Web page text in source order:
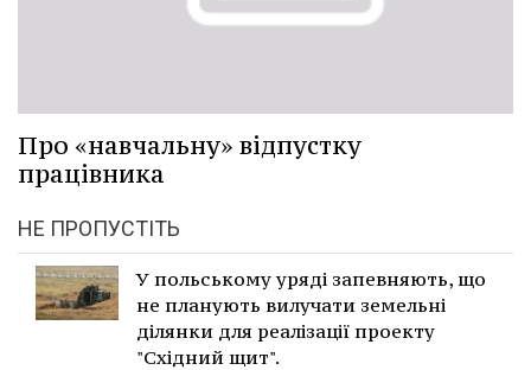
Про «навчальну» відпустку
працівника
НЕ ПРОПУСТІТЬ
У польському уряді запевняють, що
не планують вилучати земельні
ділянки для реалізації проекту
"Східний щит".